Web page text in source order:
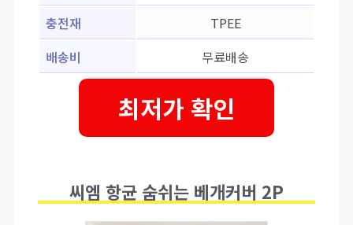
충전재
TPEE
배송비
무료배송
최저가 확인
씨엠 항균 숨쉬는 베개커버 2P